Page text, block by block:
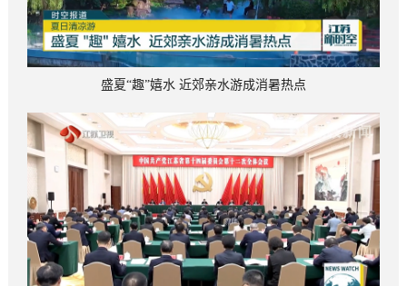
盛夏“趣”嬉水 近郊亲水游成消暑热点